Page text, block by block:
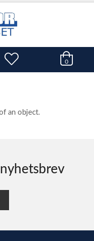
0
an object.